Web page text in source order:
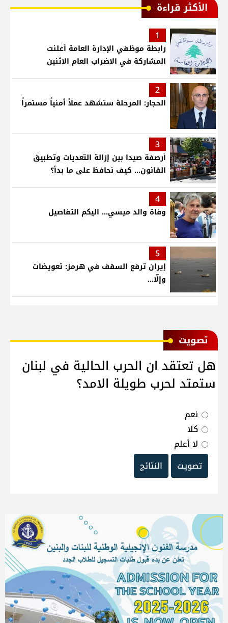
الأكثر قراءة
1
رابطة موظفي الإدارة العامة أعلنت
المشاركة في الاضراب العام الاثنين
2
الحجار: المرحلة ستشهد عملاً أمنياً مستمراً
3
أرصفة صيدا بين إزالة التعديات وتطبيق
القانون... كيف نحافظ على ما بدأ؟
4
وفاة والد ميسي... اليكم التفاصيل
5
إيران ترفع السقف في هرمز: تعويضات
وإلّا...
ﺗﺼﻮﻳﺖ
هل تعتقد ان الحرب الحالية في لبنان
ستمتد لحرب طويلة الامد؟
نعم
كلا
لا أعلم
تصويت
النتائج